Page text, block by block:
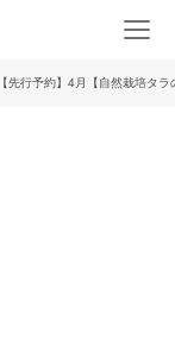
【先行予約】4月【自然栽培タ